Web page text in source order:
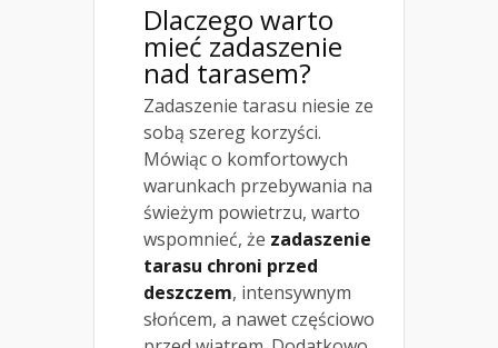
Dlaczego warto
mieć zadaszenie
nad tarasem?
Zadaszenie tarasu niesie ze
sobą szereg korzyści.
Mówiąc o komfortowych
warunkach przebywania na
świeżym powietrzu, warto
wspomnieć, że zadaszenie
tarasu chroni przed
deszczem, intensywnym
słońcem, a nawet częściowo